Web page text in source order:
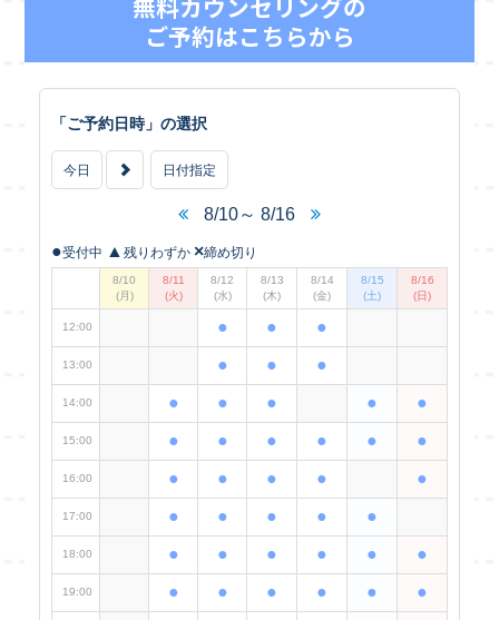
無料カウンセリングの
ご予約はこちらから